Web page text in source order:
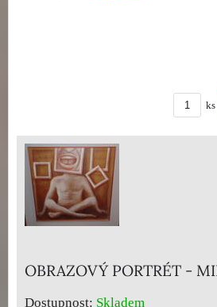
ks
OBRAZOVÝ PORTRÉT -
Dostupnost: Skladem